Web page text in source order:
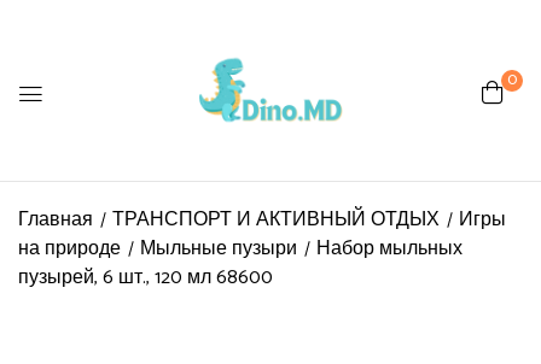
0
Главная ТРАНСПОРТ И АКТИВНЫЙ ОТДЫХ
Игры
на природе
Мыльные пузыри
Набор мыльных
пузырей, 6 шт., 120 мл 68600
Be the first to review “Набор
68600”
Ваш адрес email не будет
опубликован. Обязательные поля